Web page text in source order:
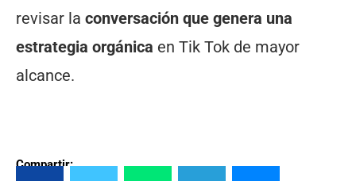
revisar la conversación que genera una
estrategia orgánica en Tik Tok de mayor
alcance.
Compartir: